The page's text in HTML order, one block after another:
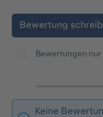
Bewertung
Bewertungen
Keine